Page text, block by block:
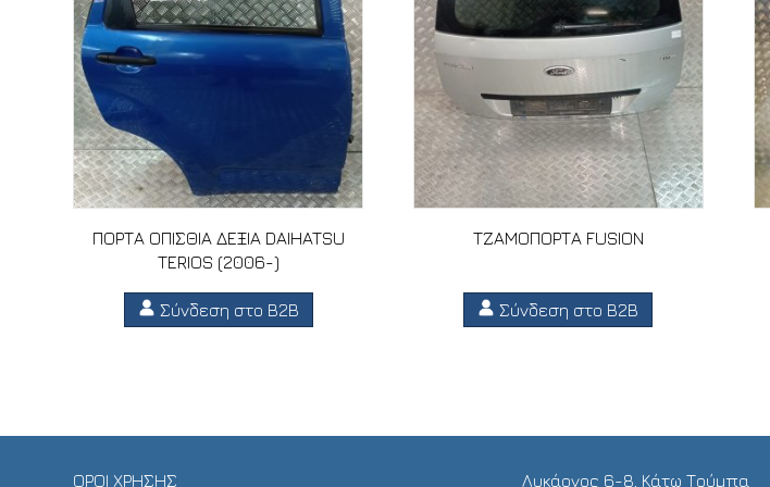
ΠΟΡΤΑ ΟΠΙΣΘΙΑ ΔΕΞΙΑ DAIHATSU
TERIOS (2006-)
Σύνδεση στο B2B
ΤΖΑΜΟΠΟΡΤΑ FUSION
Σύνδεση στο B2B
ΟΡΟΙ ΧΡΗΣΗΣ Λυκάονος 6-8, Κάτω Τούμπα